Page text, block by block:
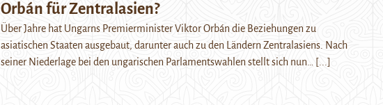
Orbán für Zentralasien?
Über Jahre hat Ungarns Premierminister Viktor Orbán die Beziehungen zu
asiatischen Staaten ausgebaut, darunter auch zu den Ländern Zentralasiens. Nach
seiner Niederlage bei den ungarischen Parlamentswahlen stellt sich nun…
[...]